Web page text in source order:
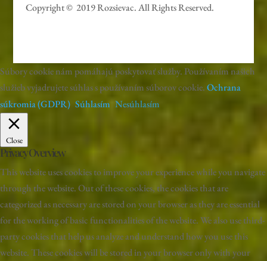
Copyright © 2019 Rozsievac. All Rights Reserved.
Súbory cookie nám pomáhajú poskytovať služby. Používaním našich
služieb vyjadrujete súhlas s používaním súborov cookie.Ochrana
súkromia (GDPR) Súhlasím Nesúhlasím
Close
Privacy Overview
This website uses cookies to improve your experience while you navigate
through the website. Out of these cookies, the cookies that are
categorized as necessary are stored on your browser as they are essential
for the working of basic functionalities of the website. We also use third-
party cookies that help us analyze and understand how you use this
website. These cookies will be stored in your browser only with your